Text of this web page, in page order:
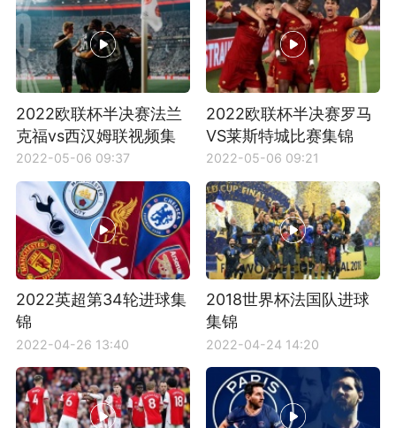
2022欧联杯半决赛法兰
克福vs西汉姆联视频集
锦
2022-05-06 09:37
2022欧联杯半决赛罗马
VS莱斯特城比赛集锦
2022-05-06 09:21
2022英超第34轮进球集
锦
2022-04-26 13:40
2018世界杯法国队进球
集锦
2022-04-24 14:20